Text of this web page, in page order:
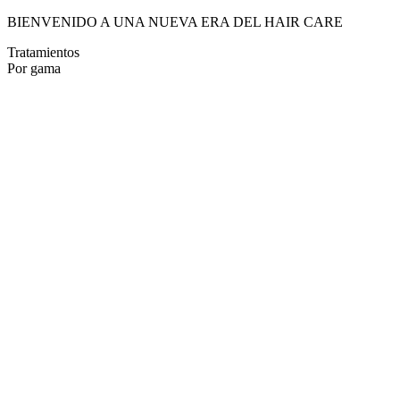
BIENVENIDO A UNA NUEVA ERA DEL HAIR CARE
Tratamientos
Por gama